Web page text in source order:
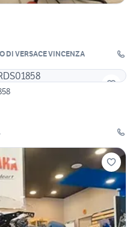
DI VERSACE VINCENZA